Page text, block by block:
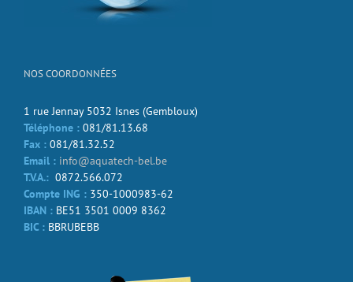
NOS COORDONNÉES
1 rue Jennay 5032 Isnes (Gembloux)
Téléphone : 081/81.13.68
Fax : 081/81.32.52
Email : info@aquatech-bel.be
T.V.A.: 0872.566.072
Compte ING : 350-1000983-62
IBAN : BE51 3501 0009 8362
BIC : BBRUBEBB